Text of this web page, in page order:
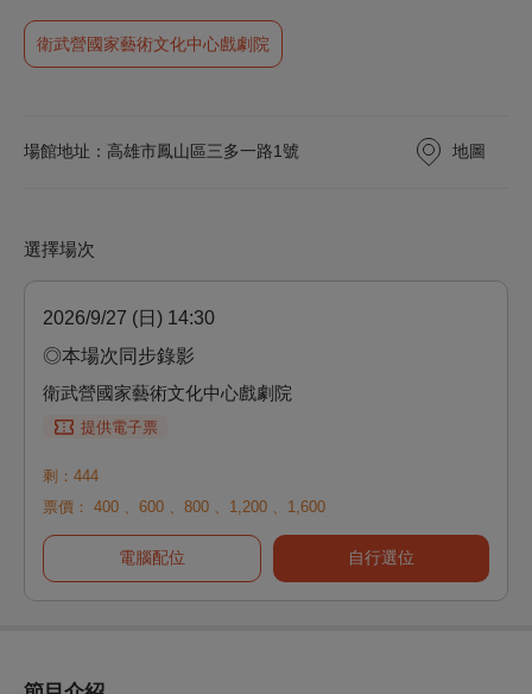
衛武營國家藝術文化中心戲劇院
場館地址：高雄市鳳山區三多一路1號 地圖
選擇場次
2026/9/27 (日) 14:30
◎本場次同步錄影
衛武營國家藝術文化中心戲劇院
提供電子票
剩：444
票價：
400 600 800 1,200 1,600
電腦配位 自行選位